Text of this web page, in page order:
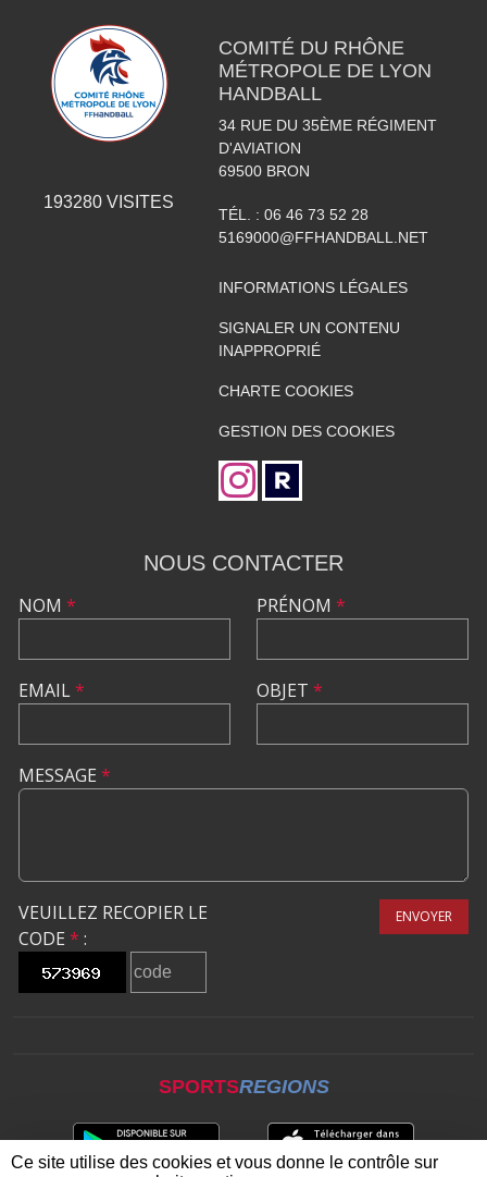
193280 VISITES
COMITÉ DU RHÔNE
MÉTROPOLE DE LYON
HANDBALL
34 RUE DU 35ÈME RÉGIMENT
D'AVIATION
69500 BRON
TÉL. : 06 46 73 52 28
5169000@FFHANDBALL.NET
INFORMATIONS LÉGALES
SIGNALER UN CONTENU
INAPPROPRIÉ
CHARTE COOKIES
GESTION DES COOKIES
NOUS CONTACTER
NOM *
EMAIL*
PRÉNOM *
OBJET *
MESSAGE *
VEUILLEZ RECOPIER LE
CODE * :
ENVOYER
SPORTSREGIONS
Ce site utilise des cookies et vous donne le contrôle sur